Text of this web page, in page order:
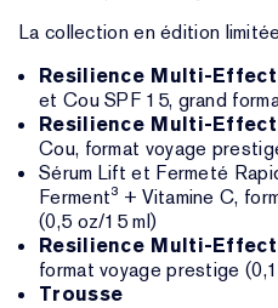
La collection en édition
Resilience Multi-Effect
et Cou SPF 15, grand
Resilience Multi-
Cou, format voyage
Sérum Lift et Fermeté
Ferment³ + Vitamine C,
(0,5 oz/15 ml)
Resilience Multi-
format voyage prestige
Trousse